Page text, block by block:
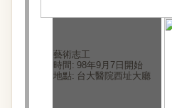
藝術志工
時間: 98年9月7日開始
地點: 台大醫院西址大廳